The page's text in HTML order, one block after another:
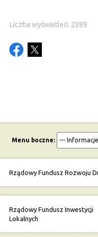
Liczba wyświetleń: 2389
Menu boczne:
Rządowy Fundusz Rozwoju
Rządowy Fundusz Inwestycji
Lokalnych